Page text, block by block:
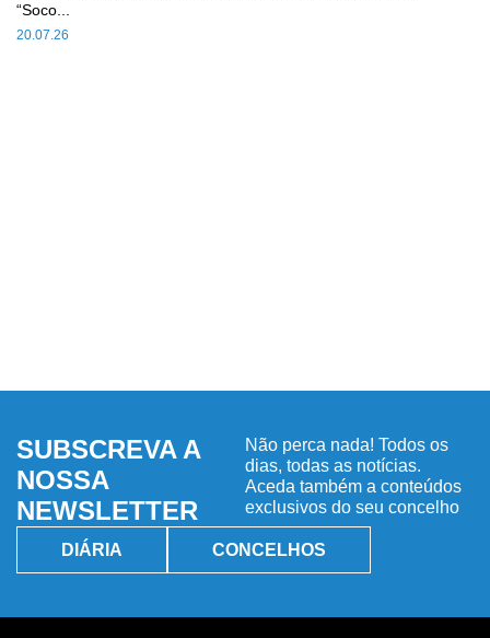
20.07.26
“Soco...
SUBSCREVA A
NOSSA
NEWSLETTER
Não perca nada! Todos os
dias, todas as notícias.
Aceda também a conteúdos
exclusivos do seu concelho
DIÁRIA CONCELHOS